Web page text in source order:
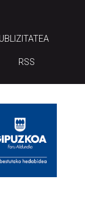
RSS